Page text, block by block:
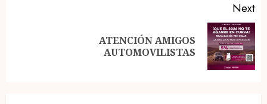
Next
ATENCIÓN AMIGOS
AUTOMOVILISTAS